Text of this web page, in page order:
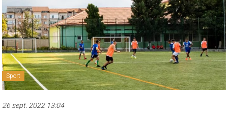
Sport
26 sept. 2022 13:04